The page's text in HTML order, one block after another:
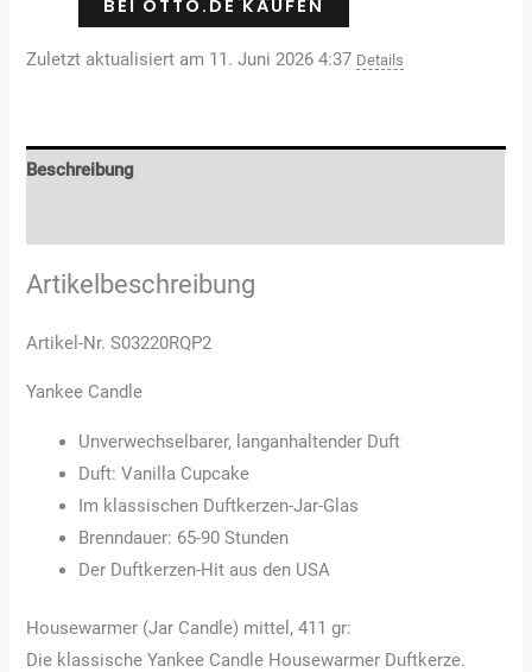
BEI OTTO.DE KAUFEN
Zuletzt aktualisiert am 11. Juni 2026 4:37 Details
Beschreibung
Artikelbeschreibung
Artikel-Nr. S03220RQP2
Yankee Candle
Unverwechselbarer, langanhaltender Duft
Duft: Vanilla Cupcake
Im klassischen Duftkerzen-Jar-Glas
Brenndauer: 65-90 Stunden
Der Duftkerzen-Hit aus den USA
Housewarmer (Jar Candle) mittel, 411 gr:
Die klassische Yankee Candle Housewarmer Duftkerze.